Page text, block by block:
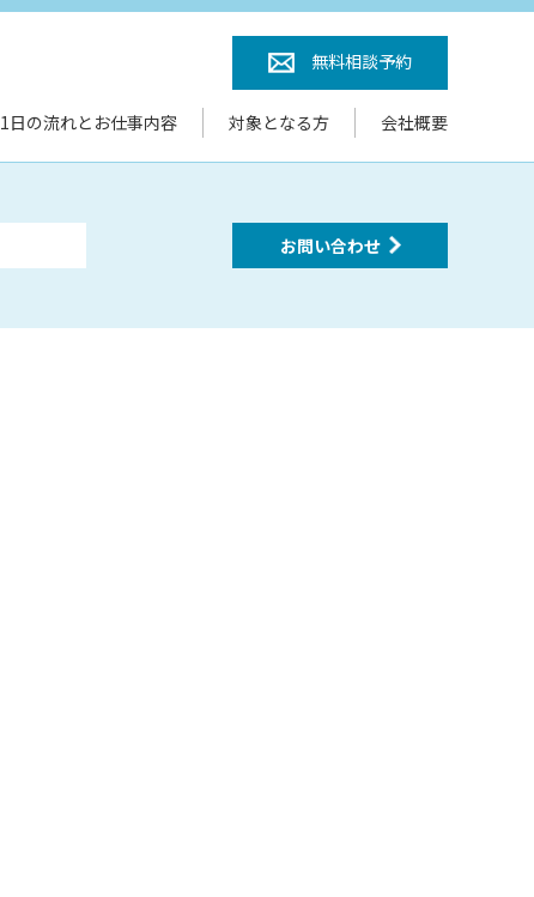
1日の流れとお仕事内容 対象となる方 会社概要
無料相談予約
お問い合わせ